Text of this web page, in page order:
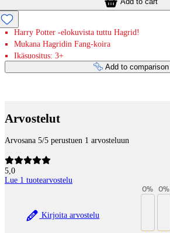
Harry Potter -elokuvista tuttu Hagrid!
Mukana Hagridin Fang-koira
Ikäsuositus: 3+
Add to comparison
Arvostelut
Arvosana 5/5 perustuen 1 arvosteluun
5,0
Lue 1 tuotearvostelu
Kirjoita arvostelu
0% 0%